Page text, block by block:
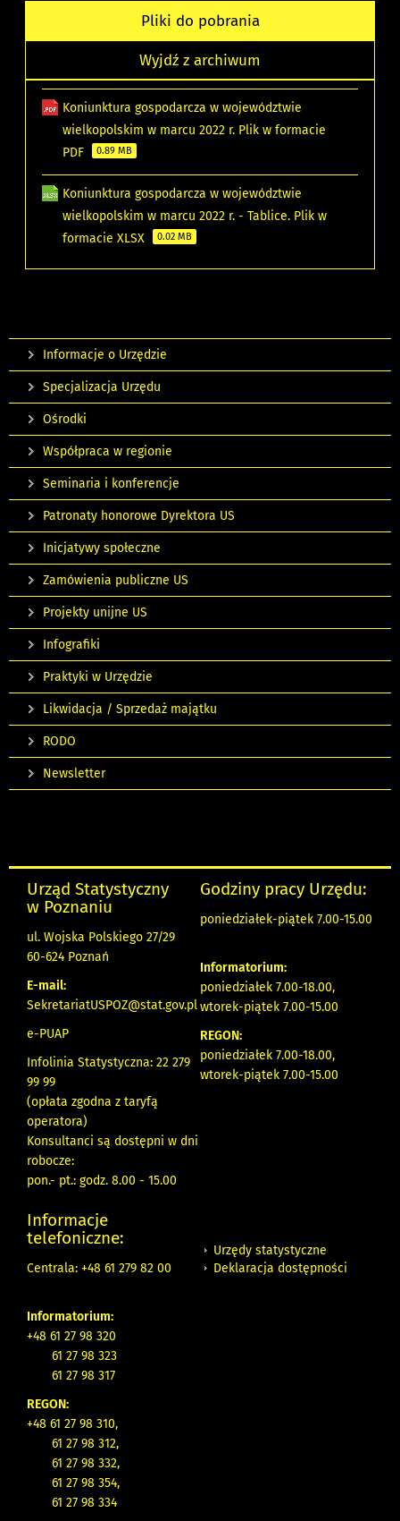
Pliki do pobrania
Wyjdź z archiwum
Koniunktura gospodarcza w województwie
wielkopolskim w marcu 2022 r. Plik w formacie
PDF
0.89 MB
Koniunktura gospodarcza w województwie
wielkopolskim w marcu 2022 r. - Tablice. Plik w
formacie XLSX
0.02 MB
Informacje o Urzędzie
Specjalizacja Urzędu
Ośrodki
Współpraca w regionie
Seminaria i konferencje
Patronaty honorowe Dyrektora US
Inicjatywy społeczne
Zamówienia publiczne US
Projekty unijne US
Infografiki
Praktyki w Urzędzie
Likwidacja / Sprzedaż majątku
RODO
Newsletter
Urząd Statystyczny
w Poznaniu
ul. Wojska Polskiego 27/29
60-624 Poznań
E-mail:
SekretariatUSPOZ@stat.gov.pl
e-PUAP
Infolinia Statystyczna: 22 279
99 99
(opłata zgodna z taryfą
operatora)
Konsultanci są dostępni w dni
robocze:
pon.- pt.: godz. 8.00 - 15.00
Godziny pracy Urzędu:
poniedziałek-piątek 7.00-15.00
Informatorium:
poniedziałek 7.00-18.00,
wtorek-piątek 7.00-15.00
REGON:
poniedziałek 7.00-18.00,
wtorek-piątek 7.00-15.00
Informacje
telefoniczne:
Centrala: +48 61 279 82 00
Informatorium:
+48 61 27 98 320
61 27 98 323
61 27 98 317
REGON:
+48 61 27 98 310,
61 27 98 312,
61 27 98 332,
61 27 98 354,
61 27 98 334
Urzędy statystyczne
Deklaracja dostępności